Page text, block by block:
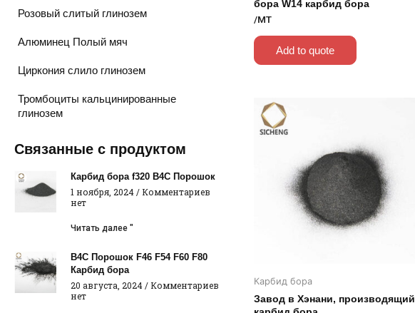
Розовый слитый глинозем
Алюминец Полый мяч
Циркония слило глинозем
Тромбоциты кальцинированные
глинозем
Связанные с продуктом
Карбид бора f320 B4C Порошок
1 ноября, 2024 Комментариев
нет
Читать далее "
B4C Порошок F46 F54 F60 F80
Карбид бора
20 августа, 2024 Комментариев
нет
бора W14 карбид бора
/MT
Add to quote
Карбид бора
Завод в Хэнани, производящий